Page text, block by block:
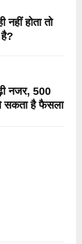
होता तो
है?
नजर, 500
सकता है फैसला